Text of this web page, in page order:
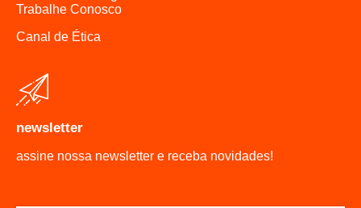
Trabalhe Conosco
Canal de Ética
newsletter
assine nossa newsletter e receba novidades!